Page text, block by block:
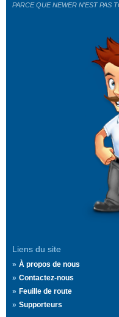
Liens du site
À propos de nous
Contactez-nous
Feuille de route
Supporteurs
PARCE QUE NEWER N'EST PAS